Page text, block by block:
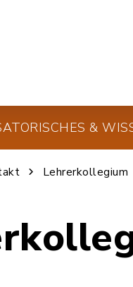
&
Lehrerkollegium